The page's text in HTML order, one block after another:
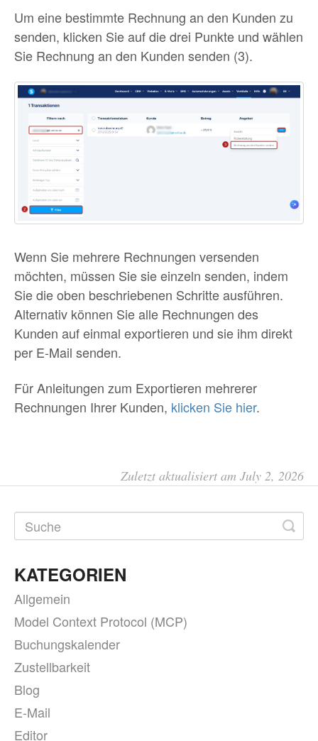
Um eine bestimmte Rechnung an den Kunden zu
senden, klicken Sie auf die drei Punkte und wählen
Sie Rechnung an den Kunden senden (3).
Wenn Sie mehrere Rechnungen versenden
möchten, müssen Sie sie einzeln senden, indem
Sie die oben beschriebenen Schritte ausführen.
Alternativ können Sie alle Rechnungen des
Kunden auf einmal exportieren und sie ihm direkt
per E-Mail senden.
Für Anleitungen zum Exportieren mehrerer
Rechnungen Ihrer Kunden, klicken Sie hier.
Zuletzt aktualisiert am July 2, 2026
KATEGORIEN
Allgemein
Model Context Protocol (MCP)
Buchungskalender
Zustellbarkeit
Blog
E-Mail
Editor